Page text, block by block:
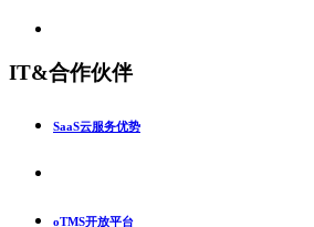
IT&合作伙伴
SaaS云服务优势
oTMS开放平台